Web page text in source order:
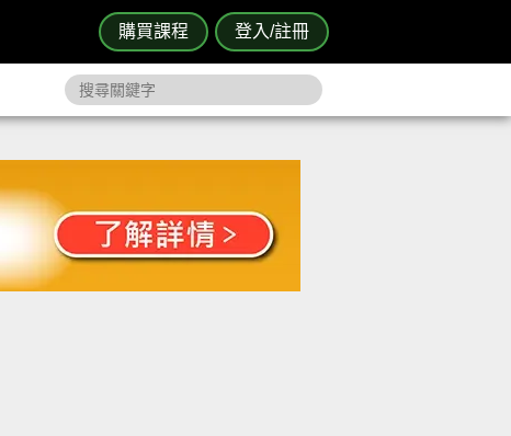
購買課程 登入/註冊